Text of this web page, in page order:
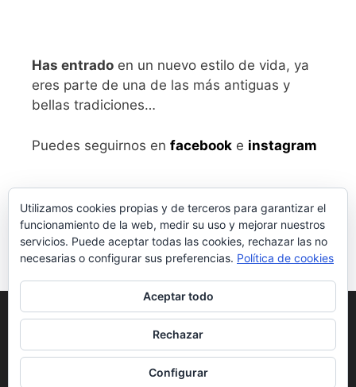
Has entrado en un nuevo estilo de vida, ya
eres parte de una de las más antiguas y
bellas tradiciones…
Puedes seguirnos en facebook e instagram
Aviso legaly Política de Privacidad
Condiciones generales de compra
• Creado con
Utilizamos cookies propias y de terceros para garantizar el
funcionamiento de la web, medir su uso y mejorar nuestros
servicios. Puede aceptar todas las cookies, rechazar las no
necesarias o configurar sus preferencias. Política de cookies
Aceptar todo
Rechazar
Configurar